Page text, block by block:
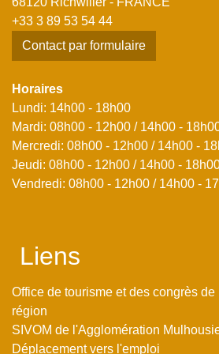
+33 3 89 53 54 44
Contact par formulaire
Horaires
Lundi: 14h00 - 18h00
Mardi: 08h00 - 12h00 / 14h00 -
Mercredi: 08h00 - 12h00 / 14h00 -
Jeudi: 08h00 - 12h00 / 14h00 -
Vendredi: 08h00 - 12h00 / 14h00 -
Liens
Office de tourisme et des congrès de
région
SIVOM de l'Agglomération
Déplacement vers l'emploi